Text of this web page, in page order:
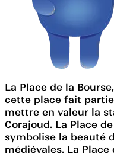
La Place de la
cette place fait partie
mettre en valeur la
Corajoud. La Place
symbolise la beauté
médiévales. La